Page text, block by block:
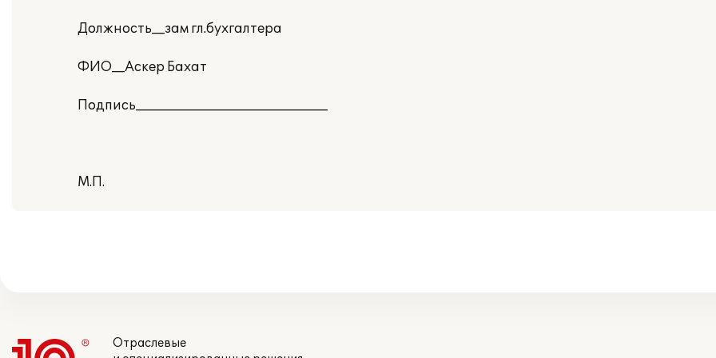
Должность__зам гл.бухгалтера
ФИО__Аскер Бахат
Подпись______________________________
М.П.
Отраслевые